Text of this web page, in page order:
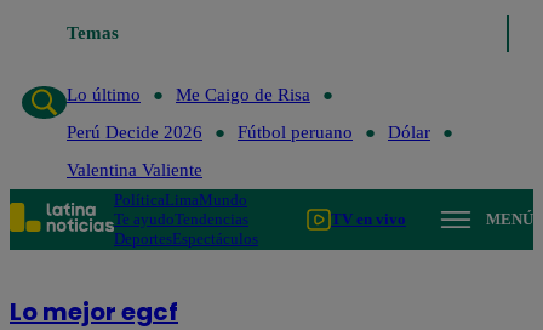
Temas
Lo último
Lo último
Me Caigo de Risa
Perú Decide 2026
Fútbol peruano
Dólar
Valentina Valiente
PolíticaLimaMundo
Te ayudoTendencias
DeportesEspectáculos
TV en vivo MENÚ
Lo mejor egcf